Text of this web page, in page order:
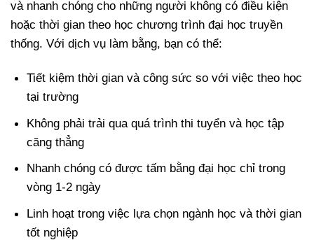
và nhanh chóng cho những người không có điều kiện
hoặc thời gian theo học chương trình đại học truyền
thống. Với dịch vụ làm bằng, bạn có thể:
Tiết kiệm thời gian và công sức so với việc theo học
tại trường
Không phải trải qua quá trình thi tuyển và học tập
căng thẳng
Nhanh chóng có được tấm bằng đại học chỉ trong
vòng 1-2 ngày
Linh hoạt trong việc lựa chọn ngành học và thời gian
tốt nghiệp